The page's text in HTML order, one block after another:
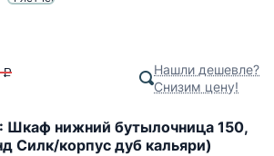
P
Нашли дешевле?
Снизим цену!
Шкаф нижний бутылочница 150,
Силк/корпус дуб кальяри)